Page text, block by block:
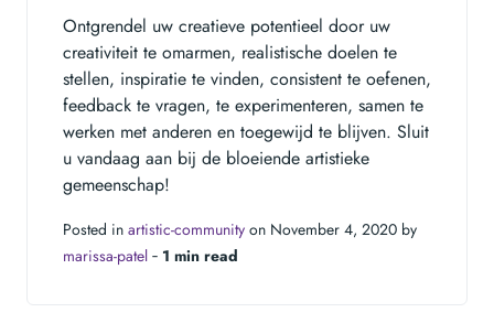
Ontgrendel uw creatieve potentieel door uw
creativiteit te omarmen, realistische doelen te
stellen, inspiratie te vinden, consistent te oefenen,
feedback te vragen, te experimenteren, samen te
werken met anderen en toegewijd te blijven. Sluit
u vandaag aan bij de bloeiende artistieke
gemeenschap!
Posted in artistic-community on November 4, 2020 by
marissa-patel ‐ 1 min read